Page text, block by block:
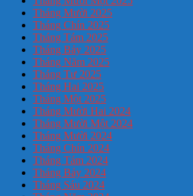
Tháng Mười 2025
Tháng Chín 2025
Tháng Tám 2025
Tháng Bảy 2025
Tháng Năm 2025
Tháng Tư 2025
Tháng Hai 2025
Tháng Một 2025
Tháng Mười Hai 2024
Tháng Mười Một 2024
Tháng Mười 2024
Tháng Chín 2024
Tháng Tám 2024
Tháng Bảy 2024
Tháng Sáu 2024